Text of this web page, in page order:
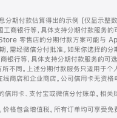
分期付款估算得出的示例 (仅显示整
工商银行等，具体支持分期付款服
零售店的分期付款方案可能与
，需经微信分付批准。如果你选择
银行等，具体支持分期付款服务的
所不同。上述分期付款服务只适用
线商店和企业商店。公司信用卡无
用卡、支付宝或微信分付账单。相
格包含增值税。所有订单均可享受免